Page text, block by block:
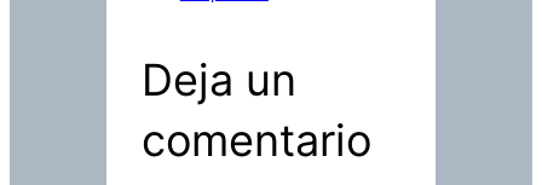
Deja un
comentario